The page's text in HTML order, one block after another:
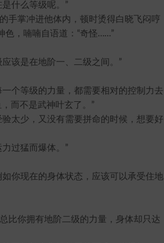
什么等级呢。”
掌冲进他体内，顿时烫得白晓飞闷哼
色，喃喃自语道：“奇怪……”
该是在地阶一、二级之间。”
个等级的力量，都需要相对的控制力去
而不是武神叶玄了。”
太少，又没有需要拼命的时候，想要好
过猛而爆体。”
你现在的身体状态，应该可以承受住地
比你拥有地阶二级的力量，身体却只达